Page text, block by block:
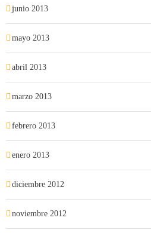
junio 2013
mayo 2013
abril 2013
marzo 2013
febrero 2013
enero 2013
diciembre 2012
noviembre 2012